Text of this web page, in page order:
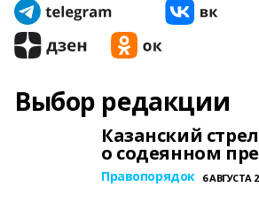
Выбор редакции
Казанский
о содеянном
Правопорядок 6 АВГУСТА